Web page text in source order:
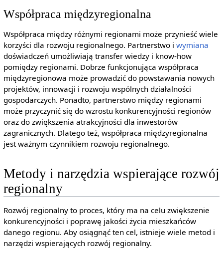
Współpraca międzyregionalna
Współpraca między różnymi regionami może przynieść wiele
korzyści dla rozwoju regionalnego. Partnerstwo i wymiana
doświadczeń umożliwiają transfer wiedzy i know-how
pomiędzy regionami. Dobrze funkcjonująca współpraca
międzyregionowa może prowadzić do powstawania nowych
projektów, innowacji i rozwoju wspólnych działalności
gospodarczych. Ponadto, partnerstwo między regionami
może przyczynić się do wzrostu konkurencyjności regionów
oraz do zwiększenia atrakcyjności dla inwestorów
zagranicznych. Dlatego też, współpraca międzyregionalna
jest ważnym czynnikiem rozwoju regionalnego.
Metody i narzędzia wspierające rozwój
regionalny
Rozwój regionalny to proces, który ma na celu zwiększenie
konkurencyjności i poprawę jakości życia mieszkańców
danego regionu. Aby osiągnąć ten cel, istnieje wiele metod i
narzędzi wspierających rozwój regionalny.